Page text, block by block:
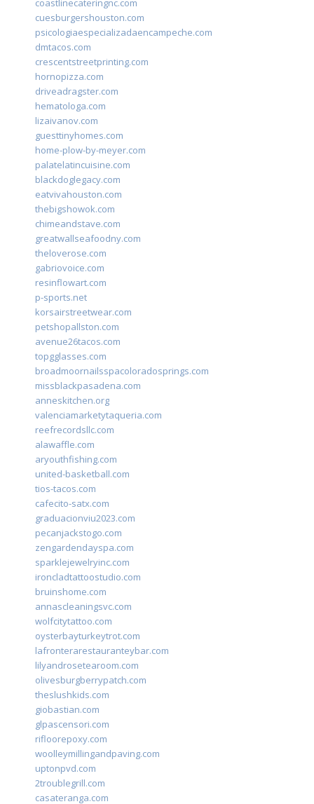
coastlinecateringnc.com
cuesburgershouston.com
psicologiaespecializadaencampeche.com
dmtacos.com
crescentstreetprinting.com
hornopizza.com
driveadragster.com
hematologa.com
lizaivanov.com
guesttinyhomes.com
home-plow-by-meyer.com
palatelatincuisine.com
blackdoglegacy.com
eatvivahouston.com
thebigshowok.com
chimeandstave.com
greatwallseafoodny.com
theloverose.com
gabriovoice.com
resinflowart.com
p-sports.net
korsairstreetwear.com
petshopallston.com
avenue26tacos.com
topgglasses.com
broadmoornailsspacoloradosprings.com
missblackpasadena.com
anneskitchen.org
valenciamarketytaqueria.com
reefrecordsllc.com
alawaffle.com
aryouthfishing.com
united-basketball.com
tios-tacos.com
cafecito-satx.com
graduacionviu2023.com
pecanjackstogo.com
zengardendayspa.com
sparklejewelryinc.com
ironcladtattoostudio.com
bruinshome.com
annascleaningsvc.com
wolfcitytattoo.com
oysterbayturkeytrot.com
lafronterarestauranteybar.com
lilyandrosetearoom.com
olivesburgberrypatch.com
theslushkids.com
giobastian.com
glpascensori.com
rifloorepoxy.com
woolleymillingandpaving.com
uptonpvd.com
2troublegrill.com
casateranga.com